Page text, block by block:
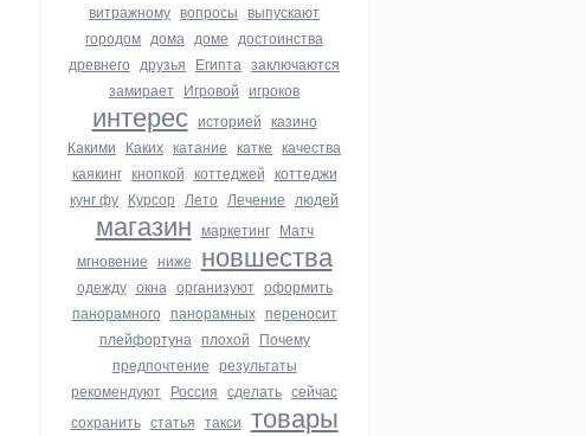
витражному вопросы выпускают
городом дома доме достоинства
древнего друзья Египта заключаются
замирает Игровой игроков
интерес историей казино
Какими Каких катание катке качества
каякинг кнопкой коттеджей коттеджи
кунг фу Курсор Лето Лечение людей
магазин маркетинг Матч
мгновение ниже новшества
одежду окна организуют оформить
панорамного панорамных переносит
плейфортуна плохой Почему
предпочтение результаты
рекомендуют Россия сделать сейчас
сохранить статья такси товары